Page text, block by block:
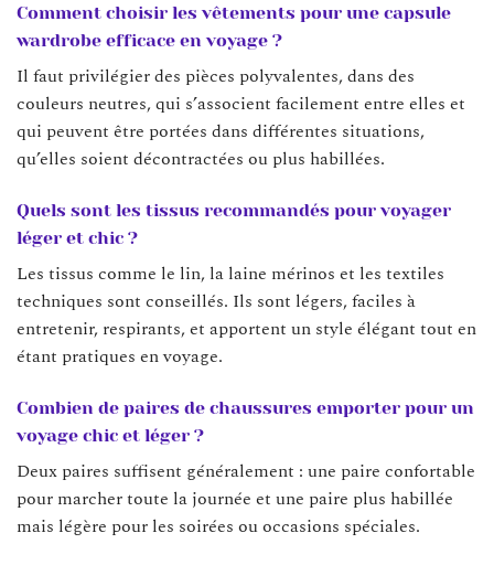
Comment choisir les vêtements pour une capsule
wardrobe efficace en voyage ?
Il faut privilégier des pièces polyvalentes, dans des
couleurs neutres, qui s’associent facilement entre elles et
qui peuvent être portées dans différentes situations,
qu’elles soient décontractées ou plus habillées.
Quels sont les tissus recommandés pour voyager
léger et chic ?
Les tissus comme le lin, la laine mérinos et les textiles
techniques sont conseillés. Ils sont légers, faciles à
entretenir, respirants, et apportent un style élégant tout en
étant pratiques en voyage.
Combien de paires de chaussures emporter pour un
voyage chic et léger ?
Deux paires suffisent généralement : une paire confortable
pour marcher toute la journée et une paire plus habillée
mais légère pour les soirées ou occasions spéciales.